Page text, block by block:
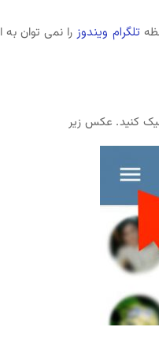
تلگرام ویندوز را نمی توان به